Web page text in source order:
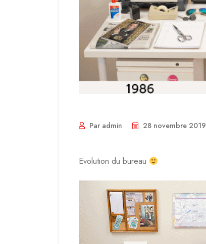
Par admin 28 novembre 2019
Evolution du bureau